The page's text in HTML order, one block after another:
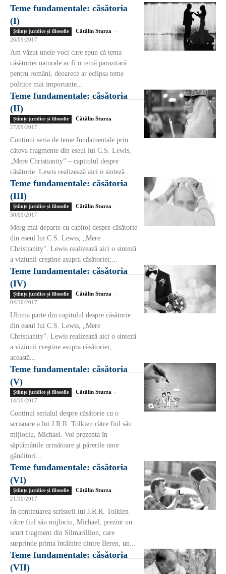
Teme fundamentale: căsătoria
(I)
Științe juridice și filosofie Cătălin Sturza -
26/09/2017
Am văzut unele voci care spun că tema
căsătoriei naturale ar fi o temă parazitară
pentru români, deoarece ar eclipsa teme
politice mai importante...
Teme fundamentale: căsătoria
(II)
Științe juridice și filosofie Cătălin Sturza -
27/09/2017
Continui seria de teme fundamentale prin
câteva fragmente din eseul lui C.S. Lewis,
„Mere Christianity” – capitolul despre
căsătorie. Lewis realizează aici o sinteză...
Teme fundamentale: căsătoria
(III)
Științe juridice și filosofie Cătălin Sturza -
30/09/2017
Merg mai departe cu capitol despre căsătorie
din eseul lui C.S. Lewis, „Mere
Christianity". Lewis realizează aici o sinteză
a viziunii creştine asupra căsătoriei;...
Teme fundamentale: căsătoria
(IV)
Științe juridice și filosofie Cătălin Sturza -
04/10/2017
Ultima parte din capitolul despre căsătorie
din eseul lui C.S. Lewis, „Mere
Christianity”. Lewis realizează aici o sinteză
a viziunii creştine asupra căsătoriei;
această...
Teme fundamentale: căsătoria
(V)
Științe juridice și filosofie Cătălin Sturza -
14/10/2017
Continui serialul despre căsătorie cu o
scrisoare a lui J.R.R. Tolkien către fiul său
mijlociu, Michael. Voi prezenta în
săptămânile următoare şi părerile unor
gânditori...
Teme fundamentale: căsătoria
(VI)
Științe juridice și filosofie Cătălin Sturza -
21/10/2017
În continuarea scrisorii lui J.R.R. Tolkien
către fiul său mijlociu, Michael, prezint un
scurt fragment din Silmarillion, care
surprinde prima întâlnire dintre Beren, un...
Teme fundamentale: căsătoria
(VII)